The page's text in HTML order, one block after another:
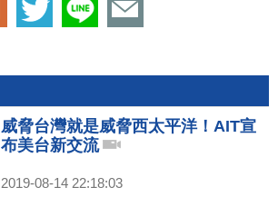
威脅台灣就是威脅西太平洋！AIT宣
布美台新交流
2019-08-14 22:18:03